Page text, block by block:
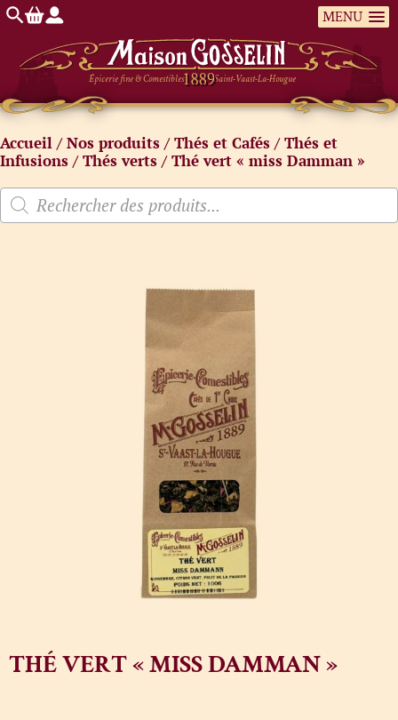
MENU
Épicerie fine & Comestibles Saint-Vaast-La-Hougue
Accueil /Nos produits /Thés et Cafés /Thés et
Infusions /Thés verts / Thé vert « miss Damman »
THÉ VERT « MISS DAMMAN »